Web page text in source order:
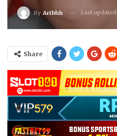
By Artbhh Last updated
Share